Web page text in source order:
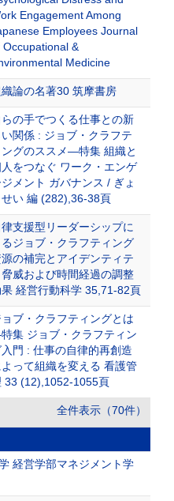
Engagement Among
Employees Journal
Occupational &
Medicine
論の名著30 筑摩書房
らの手でつくる仕事との新
い関係 : ジョブ・クラフテ
ングのススメ—特集 組織と
をつなぐ ワーク・エンゲ
ジメント ガバナンス / ぎょ
せい 編 (282),36-38頁
律支援型リーダーシップに
るジョブ・クラフティング
源の補完とアイデンティテ
脅威および時間経過の調整
経営行動科学 35,71-82頁
ョブ・クラフティングとは
集 ジョブ・クラフティン
入門 : 仕事の自律的再創造
よって組織を変える 看護管
33 (12),1052-1055頁
全件表示（70件）
経営学部マネジメント学